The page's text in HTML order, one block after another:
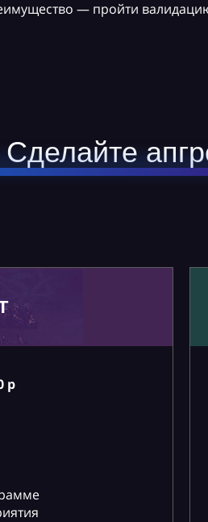
— пройти
Сделайте
р